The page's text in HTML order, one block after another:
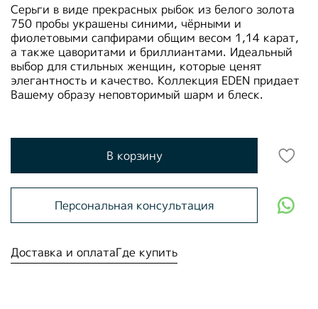
Серьги в виде прекрасных рыбок из белого золота
750 пробы украшены синими, чёрными и
фиолетовыми сапфирами общим весом 1,14 карат,
а также цаворитами и бриллиантами. Идеальный
выбор для стильных женщин, которые ценят
элегантность и качество. Коллекция EDEN придает
Вашему образу неповторимый шарм и блеск.
В корзину
Персональная консультация
Доставка и оплатаГде купить